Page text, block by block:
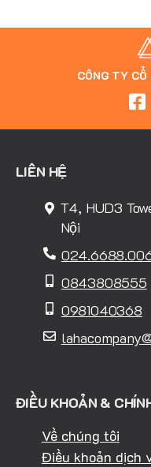
CÔNG TY
LIÊN HỆ
T4, HUD3
Nội
0843808555
0981040368
ĐIỀU KHOẢN &
Về chúng tôi
Điều khoản dịch